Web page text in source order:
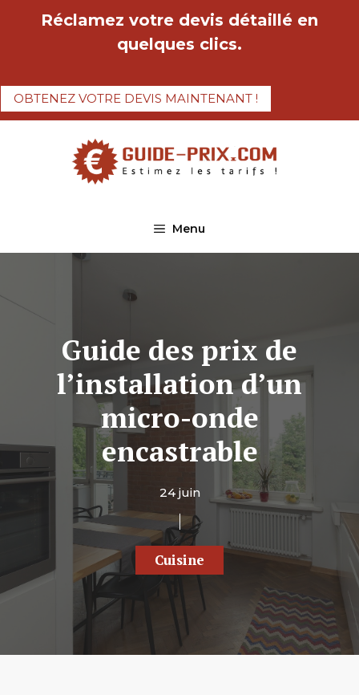
Réclamez votre devis détaillé en
quelques clics.
OBTENEZ VOTRE DEVIS MAINTENANT !
Menu
Guide des prix de
l’installation d’un
micro-onde
encastrable
24 juin
Cuisine